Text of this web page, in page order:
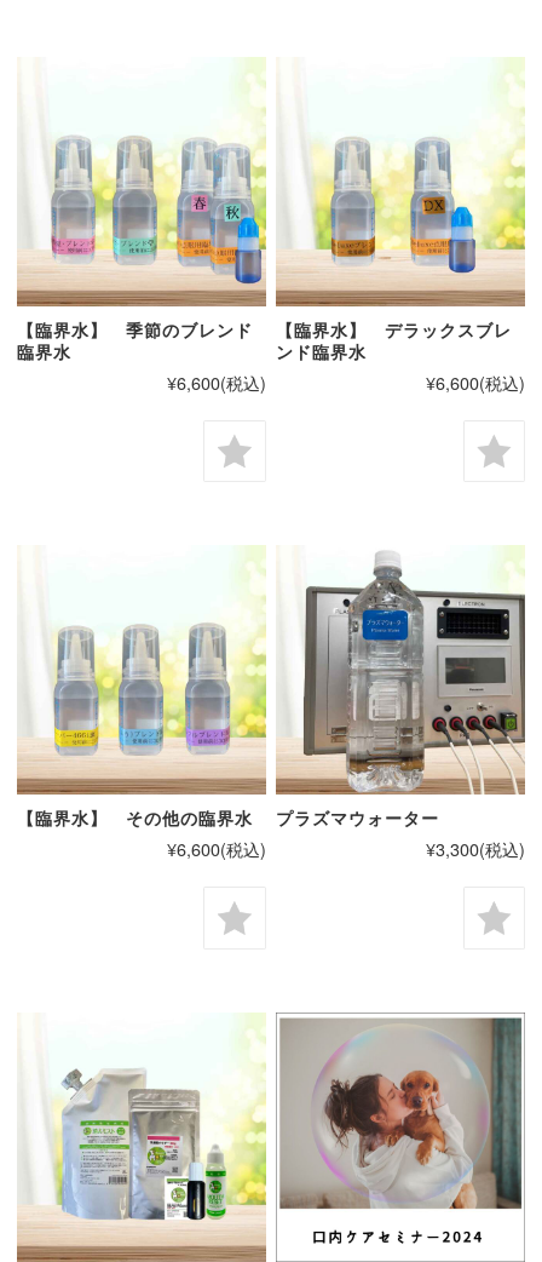
【臨界水】 季節のブレンド
臨界水
¥6,600(税込)
【臨界水】 デラックスブレ
ンド臨界水
¥6,600(税込)
【臨界水】 その他の臨界水
¥6,600(税込)
プラズマウォーター
¥3,300(税込)